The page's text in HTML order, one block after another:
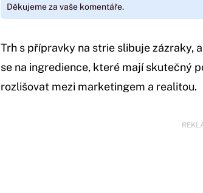
Děkujeme za vaše komentáře.
Trh s přípravky na strie slibuje zázraky,
se na ingredience, které mají skutečný
rozlišovat mezi marketingem a realitou.